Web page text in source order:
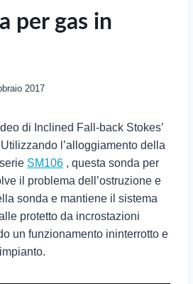
per gas in
2017
di Inclined Fall-back Stokes’
l’alloggiamento della
serie SM106 , questa sonda per
il problema dell’ostruzione e
sonda e mantiene il sistema
protetto da incrostazioni
un funzionamento ininterrotto e